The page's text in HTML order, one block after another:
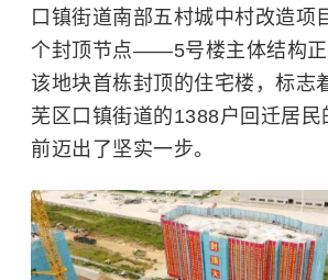
口镇街道南部五村城中村改造项
个封顶节点——5号楼主体结构正
该地块首栋封顶的住宅楼，标志
芜区口镇街道的1388户回迁居民
前迈出了坚实一步。